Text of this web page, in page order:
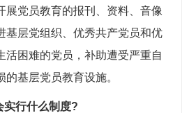
展党员教育的报刊、资料、音像
基层党组织、优秀共产党员和优
活困难的党员，补助遭受严重自
基层党员教育设施。
实行什么制度?